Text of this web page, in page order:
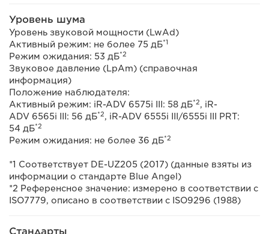
Уровень шума
Уровень звуковой мощности (LwAd)
Активный режим: не более 75 дБ*1
Режим ожидания: 53 дБ*2
Звуковое давление (LpAm) (справочная
информация)
Положение наблюдателя:
Активный режим: iR-ADV 6575i III: 58 дБ*2, iR-
ADV 6565i III: 56 дБ*2, iR-ADV 6555i III/6555i III PRT:
54 дБ*2
Режим ожидания: не более 36 дБ*2
*1 Соответствует DE-UZ205 (2017) (данные взяты из
информации о стандарте Blue Angel)
*2 Референсное значение: измерено в соответствии с
ISO7779, описано в соответствии с ISO9296 (1988)
Стандарты